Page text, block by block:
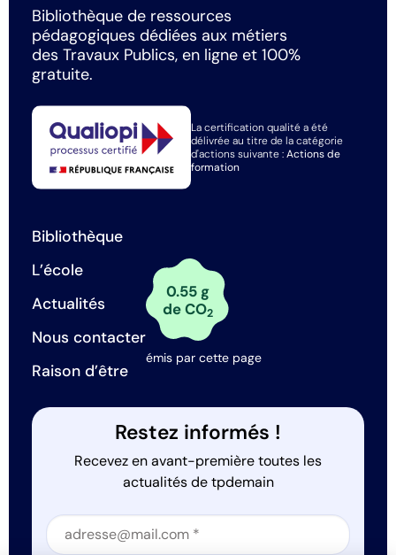
Bibliothèque de ressources
pédagogiques dédiées aux métiers
des Travaux Publics, en ligne et 100%
gratuite.
La certification qualité a été
délivrée au titre de la catégorie
d'actions suivante :Actions de
formation
Bibliothèque
L’école
Actualités
Nous contacter
Raison d’être
0.55 g
de CO2
émis par cette page
Restez informés !
Recevez en avant-première toutes les
actualités de tpdemain
Section